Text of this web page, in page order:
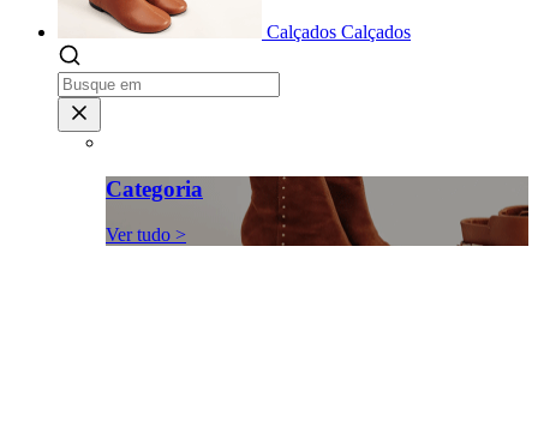
Calçados Calçados
Categoria
Ver tudo >